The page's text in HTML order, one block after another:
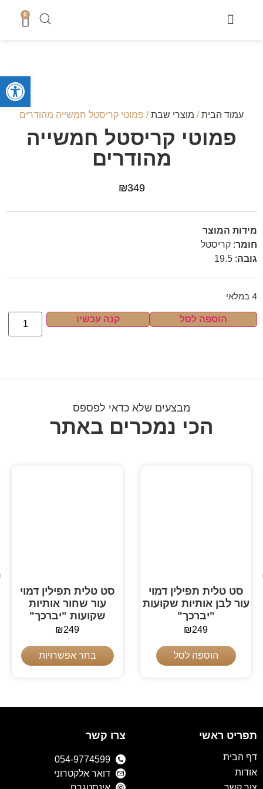
0
עמוד הבית/ מוצרי שבת/ פמוטי קריסטל חמשייה מהודרים
פמוטי קריסטל חמשייה
מהודרים
₪349
מידות המוצר
חומר: קריסטל
גובה: 19.5
4 במלאי
הוספה לסל קנה עכשיו
מבצעים שלא כדאי לפספס
הכי נמכרים באתר
סט טלית תפילין דמוי
עור לבן אותיות שקועות
"יברכך"
₪249
הוספה לסל
סט טלית תפילין דמוי
עור שחור אותיות
שקועות "יברכך"
₪249
בחר אפשרויות
תפריט ראשי
דף הבית
אודות
צרו קשר
054-9774599
דואר אלקטרוני
פתח